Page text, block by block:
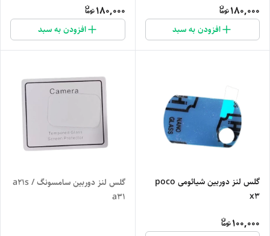
180,000
افزودن به سبد
180,000
افزودن به سبد
گلس لنز دوربین شیائومی poco
x3
100,000
گلس لنز دوربین سامسونگ a21s /
a31